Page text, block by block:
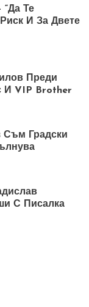
“Да Те
И За Двете
Преди
И VIP Brother
Съм Градски
С Писалка